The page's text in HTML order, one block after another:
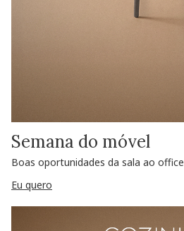
Semana do móvel
Boas oportunidades da sala ao office
Eu quero